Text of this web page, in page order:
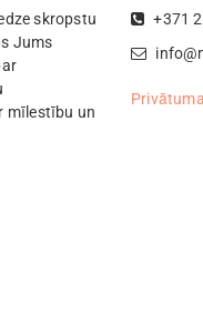
skropstu
Jums
mīlestību un
+371